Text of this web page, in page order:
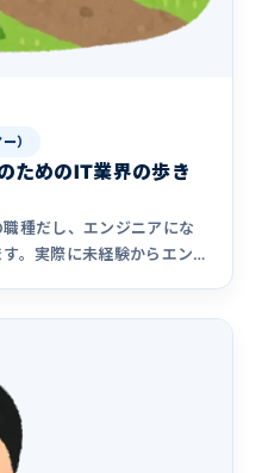
）
ためのIT業界の歩き
種だし、エンジニアにな
。実際に未経験からエン